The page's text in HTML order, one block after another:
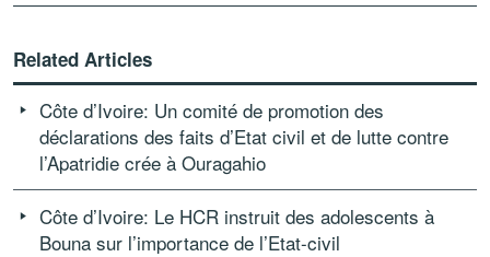
Related Articles
Côte d’Ivoire: Un comité de promotion des
déclarations des faits d’Etat civil et de lutte contre
l’Apatridie crée à Ouragahio
Côte d’Ivoire: Le HCR instruit des adolescents à
Bouna sur l’importance de l’Etat-civil